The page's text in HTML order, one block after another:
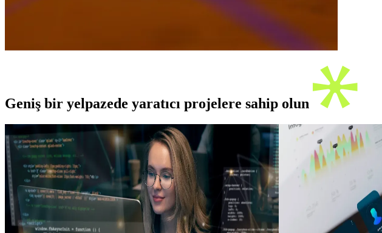
Geniş bir yelpazede yaratıcı projelere sahip olun